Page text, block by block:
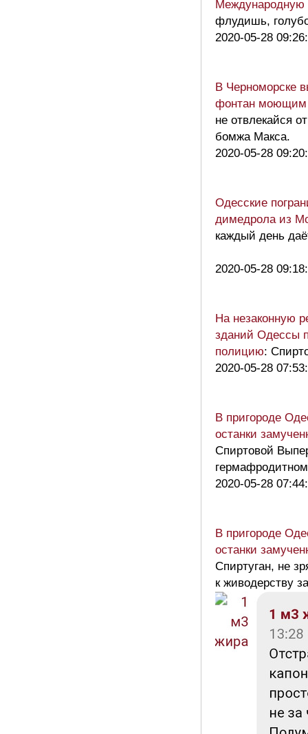
Международную
флудишь,
2020-05-28
В Черноморске
фонтан моющим
не отвлекайся
бомжа Макса.
2020-05-28
Одесские
димедрола из
каждый день
2020-05-28
На незаконную
зданий Одессы
полицию:
2020-05-28
В пригороде
останки
Спиртовой
2020-05-28
В пригороде
останки
Спиртуган, не
к живодерству